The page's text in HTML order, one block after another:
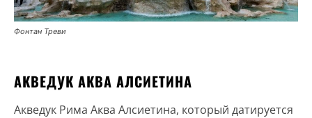
Фонтан Треви
АКВЕДУК АКВА АЛСИЕТИНА
Акведук Рима Аква Алсиетина, который датируется